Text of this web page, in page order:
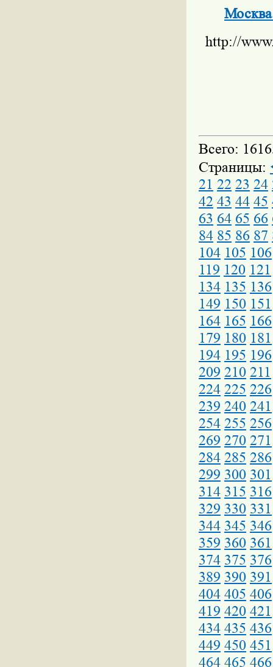
http://
Всего:
Страницы:
21 22 23 24
42 43 44 45
63 64 65 66
84 85 86 87
104 105 106
119 120 121
134 135 136
149 150 151
164 165 166
179 180 181
194 195 196
209 210 211
224 225 226
239 240 241
254 255 256
269 270 271
284 285 286
299 300 301
314 315 316
329 330 331
344 345 346
359 360 361
374 375 376
389 390 391
404 405 406
419 420 421
434 435 436
449 450 451
464 465 466